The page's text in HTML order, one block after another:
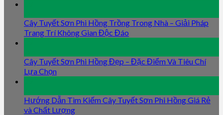
Cây Tuyết Sơn Phi Hồng Trồng Trong Nhà – Giải Pháp
Trang Trí Không Gian Độc Đáo
Cây Tuyết Sơn Phi Hồng Đẹp – Đặc Điểm Và Tiêu Chí
Lựa Chọn
Hướng Dẫn Tìm Kiếm Cây Tuyết Sơn Phi Hồng Giá Rẻ
và Chất Lượng